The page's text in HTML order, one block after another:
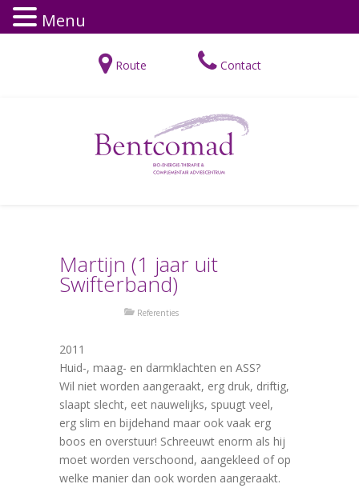
Route Contact
Martijn (1 jaar uit
Swifterband)
Referenties
2011
Huid-, maag- en darmklachten en ASS?
Wil niet worden aangeraakt, erg druk, driftig,
slaapt slecht, eet nauwelijks, spuugt veel,
erg slim en bijdehand maar ook vaak erg
boos en overstuur! Schreeuwt enorm als hij
moet worden verschoond, aangekleed of op
welke manier dan ook worden aangeraakt.
Menu